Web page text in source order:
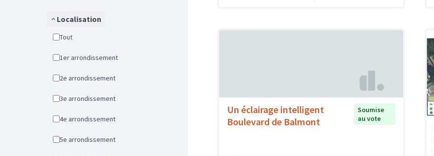
Localisation
Tout
1er arrondissement
2e arrondissement
3e arrondissement
4e arrondissement
5e arrondissement
Un éclairage intelligent
Boulevard de Balmont
Soumise
au vote